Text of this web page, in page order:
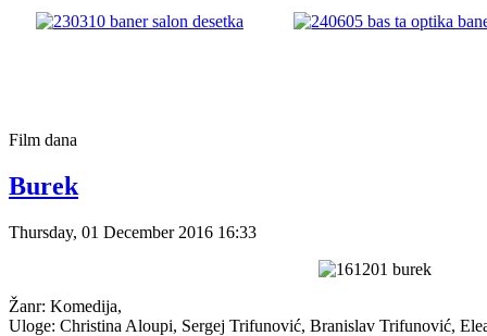
Film dana
Burek
Thursday, 01 December 2016 16:33
Žanr: Komedija,
Uloge: Christina Aloupi, Sergej Trifunović, Branislav Trifunović,